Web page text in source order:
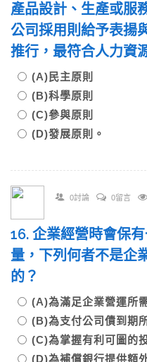
產品設計、生產或服
公司採用則給予表揚
推行，最符合人力資
(A)民主原則
(B)科學原則
(C)參與原則
(D)發展原則。
0討論 0留言
16. 企業經營時會保
量，下列何者不是企
的？
(A)為滿足企業營運所
(B)為支付公司債到期
(C)為掌握有利可圖的
(D)為補償銀行提供額